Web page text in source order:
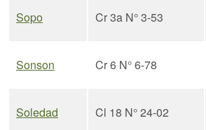
Sopo Cr 3a N° 3-53
Sonson Cr 6 N° 6-78
Soledad Cl 18 N° 24-02